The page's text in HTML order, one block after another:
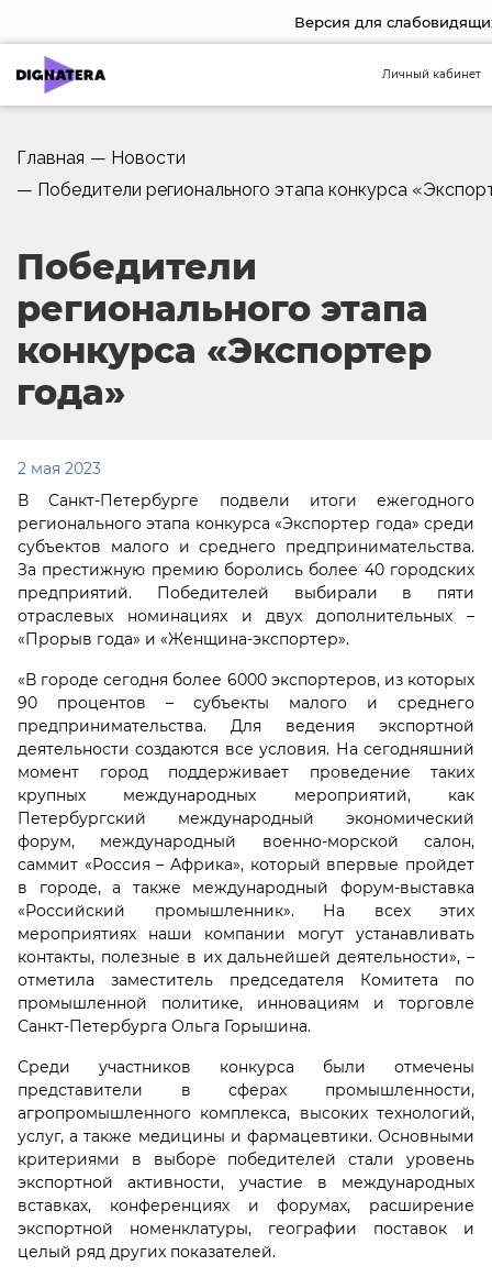
Версия для
Личный кабинет
Главная — Новости
— Победители регионального этапа конкурса
Победители
регионального этапа
конкурса «Экспортер
года»
2 мая 2023
В Санкт-Петербурге подвели итоги ежегодного
регионального этапа конкурса «Экспортер года» среди
субъектов малого и среднего предпринимательства.
За престижную премию боролись более 40 городских
предприятий. Победителей выбирали в пяти
отраслевых номинациях и двух дополнительных –
«Прорыв года» и «Женщина-экспортер».
«В городе сегодня более 6000 экспортеров, из которых
90 процентов – субъекты малого и среднего
предпринимательства. Для ведения экспортной
деятельности создаются все условия. На сегодняшний
момент город поддерживает проведение таких
крупных международных мероприятий, как
Петербургский международный экономический
форум, международный военно-морской салон,
саммит «Россия – Африка», который впервые пройдет
в городе, а также международный форум-выставка
«Российский промышленник». На всех этих
мероприятиях наши компании могут устанавливать
контакты, полезные в их дальнейшей деятельности», –
отметила заместитель председателя Комитета по
промышленной политике, инновациям и торговле
Санкт-Петербурга Ольга Горышина.
Среди участников конкурса были отмечены
представители в сферах промышленности,
агропромышленного комплекса, высоких технологий,
услуг, а также медицины и фармацевтики. Основными
критериями в выборе победителей стали уровень
экспортной активности, участие в международных
вставках, конференциях и форумах, расширение
экспортной номенклатуры, географии поставок и
целый ряд других показателей.